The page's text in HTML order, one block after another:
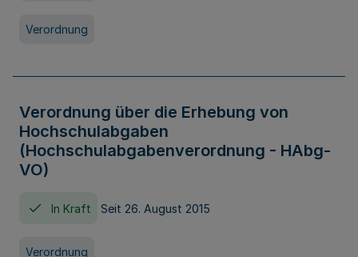
Verordnung
Verordnung über die Erhebung von
Hochschulabgaben
(Hochschulabgabenverordnung - HAbg-
VO)
In Kraft Seit 26. August 2015
Verordnung